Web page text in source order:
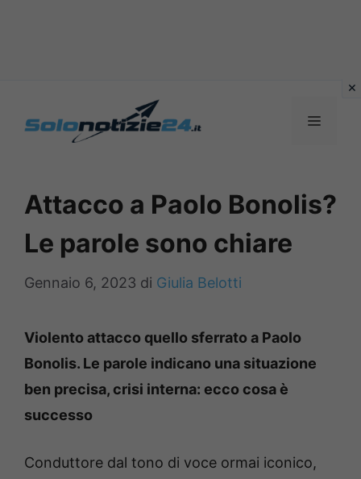
MENU
Attacco a Paolo Bonolis?
Le parole sono chiare
Gennaio 6, 2023 di Giulia Belotti
Violento attacco quello sferrato a Paolo
Bonolis. Le parole indicano una situazione
ben precisa, crisi interna: ecco cosa è
successo
Conduttore dal tono di voce ormai iconico,